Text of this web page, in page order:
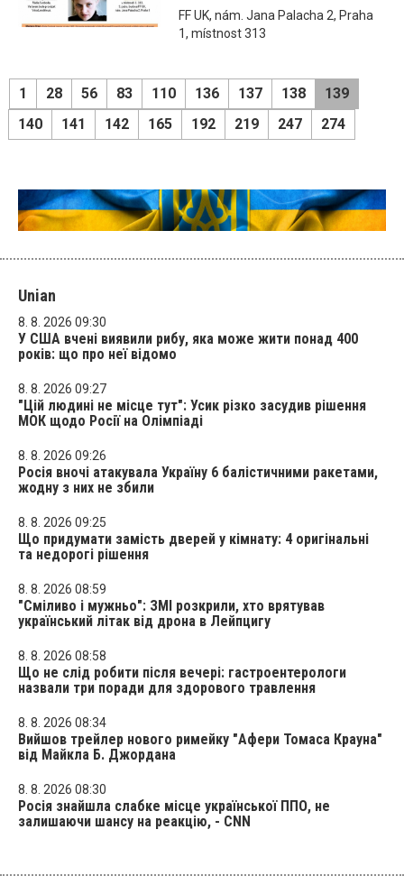
FF UK, nám. Jana Palacha 2, Praha
1, místnost 313
1 28 56 83 110 136 137 138
139
140
141 142 165 192 219 247 274
Unian
8. 8. 2026 09:30
У США вчені виявили рибу, яка може жити понад 400
років: що про неї відомо
8. 8. 2026 09:27
"Цій людині не місце тут": Усик різко засудив рішення
МОК щодо Росії на Олімпіаді
8. 8. 2026 09:26
Росія вночі атакувала Україну 6 балістичними ракетами,
жодну з них не збили
8. 8. 2026 09:25
Що придумати замість дверей у кімнату: 4 оригінальні
та недорогі рішення
8. 8. 2026 08:59
"Сміливо і мужньо": ЗМІ розкрили, хто врятував
український літак від дрона в Лейпцигу
8. 8. 2026 08:58
Що не слід робити після вечері: гастроентерологи
назвали три поради для здорового травлення
8. 8. 2026 08:34
Вийшов трейлер нового римейку "Афери Томаса Крауна"
від Майкла Б. Джордана
8. 8. 2026 08:30
Росія знайшла слабке місце української ППО, не
залишаючи шансу на реакцію, - CNN